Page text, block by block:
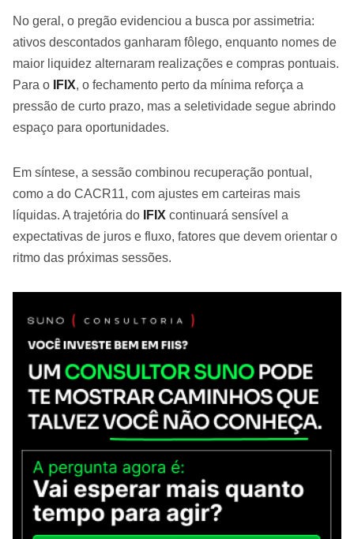
No geral, o pregão evidenciou a busca por assimetria:
ativos descontados ganharam fôlego, enquanto nomes de
maior liquidez alternaram realizações e compras pontuais.
Para o
IFIX, o fechamento perto da mínima reforça a
pressão de curto prazo, mas a seletividade segue abrindo
espaço para oportunidades.
Em síntese, a sessão combinou recuperação pontual,
como a do CACR11, com ajustes em carteiras mais
líquidas. A trajetória do
IFIX continuará sensível a
expectativas de juros e fluxo, fatores que devem orientar o
ritmo das próximas sessões.